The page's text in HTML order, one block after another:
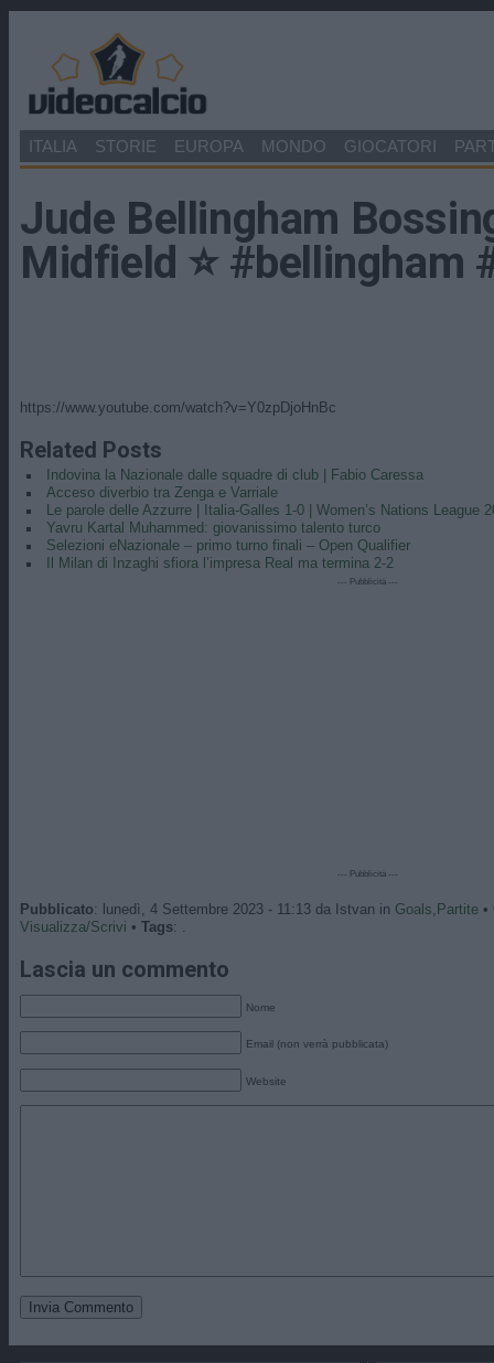
ITALIA STORIE EUROPA MONDO GIOCATORI
Jude Bellingham
Midfield ⭐️ #bellingham
https://www.youtube.com/watch?v=Y0zpDjoHnBc
Related Posts
Indovina la Nazionale dalle squadre di club | Fabio Caressa
Acceso diverbio tra Zenga e Varriale
Le parole delle Azzurre | Italia-Galles 1-0 | Women’s Nations League
Yavru Kartal Muhammed: giovanissimo talento turco
Selezioni eNazionale – primo turno finali – Open Qualifier
Il Milan di Inzaghi sfiora l’impresa Real ma termina 2-2
--- Pubblicità ---
--- Pubblicità ---
Pubblicato: lunedì, 4 Settembre 2023 - 11:13 da Istvan in Goals, Partite •
Visualizza/Scrivi • Tags: .
Lascia un commento
Nome
Email (non verrà pubblicata)
Website